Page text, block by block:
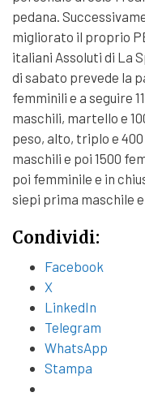
pedana.
migliorato il proprio
italiani Assoluti di La
di sabato prevede la
femminili e a seguire
maschili, martello e
peso, alto, triplo e
maschili e poi 1500
poi femminile e in
siepi prima maschile
Condividi:
Facebook
X
LinkedIn
Telegram
WhatsApp
Stampa